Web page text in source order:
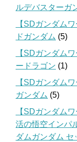
ルデバスターガ
【SDガンダム
ドガンダム (5)
【SDガンダム
ードラゴン (1)
【SDガンダム
ガンダム (5)
【SDガンダム
活の悟空インパ
ダムガンダム セ